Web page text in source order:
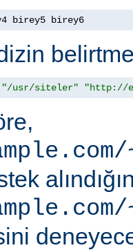
birey5 birey6
"/usr/siteler" "http://